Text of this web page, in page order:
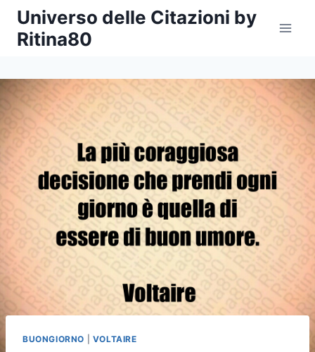
Salta
contenuto
Universo delle Citazioni by
Ritina80
BUONGIORNO VOLTAIRE